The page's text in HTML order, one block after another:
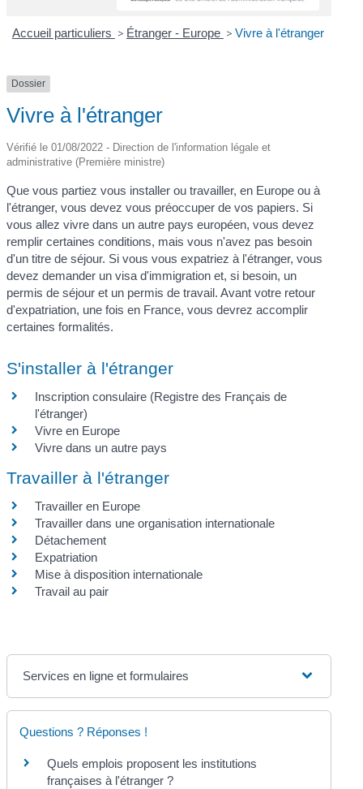
Accueil particuliers > Étranger - Europe > Vivre à l'étranger
Dossier
Vivre à l'étranger
Vérifié le 01/08/2022 - Direction de l'information légale et
administrative (Première ministre)
Que vous partiez vous installer ou travailler, en Europe ou à
l'étranger, vous devez vous préoccuper de vos papiers. Si
vous allez vivre dans un autre pays européen, vous devez
remplir certaines conditions, mais vous n'avez pas besoin
d'un titre de séjour. Si vous vous expatriez à l'étranger, vous
devez demander un visa d'immigration et, si besoin, un
permis de séjour et un permis de travail. Avant votre retour
d'expatriation, une fois en France, vous devrez accomplir
certaines formalités.
S'installer à l'étranger
Inscription consulaire (Registre des Français de
l'étranger)
Vivre en Europe
Vivre dans un autre pays
Travailler à l'étranger
Travailler en Europe
Travailler dans une organisation internationale
Détachement
Expatriation
Mise à disposition internationale
Travail au pair
Services en ligne et formulaires
Questions ? Réponses !
Quels emplois proposent les institutions
françaises à l'étranger ?